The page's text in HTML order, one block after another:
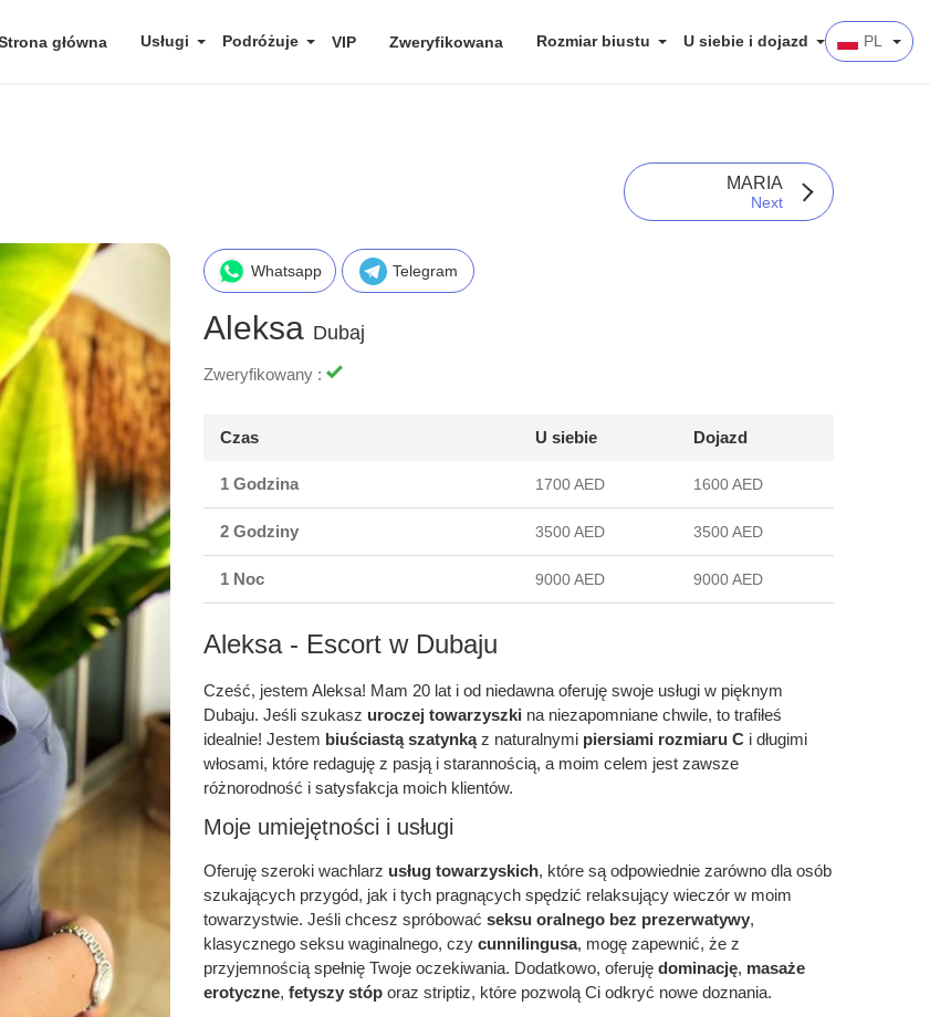
główna Usługi Podróżuje VIP Zweryfikowana Rozmiar biustu U siebie i dojazd PL
MARIA
Next
Whatsapp Telegram
Aleksa - Escort w Dubaju
Cześć, jestem Aleksa! Mam 20 lat i od niedawna oferuję swoje usługi w pięknym
Dubaju. Jeśli szukasz uroczej towarzyszki na niezapomniane chwile, to trafiłeś
idealnie! Jestem biuściastą szatynkąz naturalnymi piersiami rozmiaru C i długimi
włosami, które redaguję z pasją i starannością, a moim celem jest zawsze
różnorodność i satysfakcja moich klientów.
Moje umiejętności i usługi
Oferuję szeroki wachlarz usług towarzyskich, które są odpowiednie zarówno dla osób
szukających przygód, jak i tych pragnących spędzić relaksujący wieczór w moim
towarzystwie. Jeśli chcesz spróbować seksu oralnego bez prezerwatywy,
klasycznego seksu waginalnego, czy cunnilingusa, mogę zapewnić, że z
przyjemnością spełnię Twoje oczekiwania. Dodatkowo, oferuję dominację, masaże
erotyczne, fetyszy stóp oraz striptiz, które pozwolą Ci odkryć nowe doznania.
Aleksa Dubaj
Zweryfikowany :
Czas U siebie Dojazd
1 Godzina 1700 AED 1600 AED
2 Godziny 3500 AED 3500 AED
1 Noc 9000 AED 9000 AED